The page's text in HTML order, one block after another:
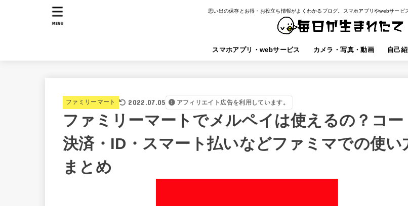
思い出の保存とお得・お役立ち情報がよくわかるブログ。スマホアプリやwebサービ
スマホアプリ・webサービス カメラ・写真・動画 自己
MENU
ファミリーマート 2022.07.05 アフィリエイト広告を利用しています。
ファミリーマートでメルペイは使えるの？コー
決済・ID・スマート払いなどファミマでの使い
まとめ